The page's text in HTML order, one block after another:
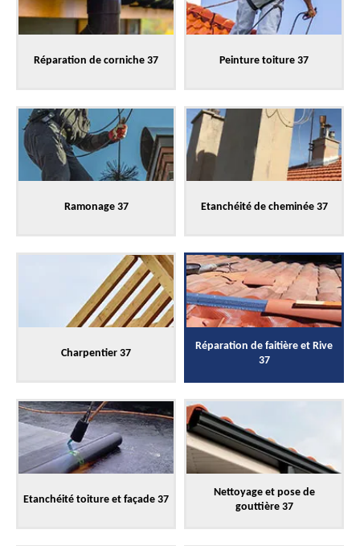
Réparation de corniche 37 Peinture toiture 37
Ramonage 37 Etanchéité de cheminée 37
Charpentier 37
Réparation de faitière et Rive
37
Etanchéité toiture et façade 37
Nettoyage et pose de
gouttière 37